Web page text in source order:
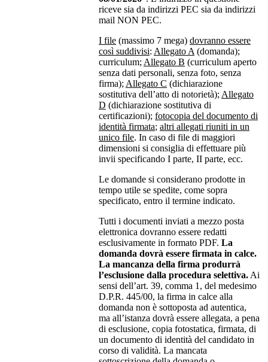
riceve sia da indirizzi PEC sia da indirizzi
mail NON PEC.
I file (massimo 7 mega) dovranno essere
così suddivisi: Allegato A (domanda);
curriculum; Allegato B (curriculum aperto
senza dati personali, senza foto, senza
firma); Allegato C (dichiarazione
sostitutiva dell’atto di notorietà); Allegato
D (dichiarazione sostitutiva di
certificazioni); fotocopia del documento di
identità firmata; altri allegati riuniti in un
unico file. In caso di file di maggiori
dimensioni si consiglia di effettuare più
invii specificando I parte, II parte, ecc.
Le domande si considerano prodotte in
tempo utile se spedite, come sopra
specificato, entro il termine indicato.
Tutti i documenti inviati a mezzo posta
elettronica dovranno essere redatti
esclusivamente in formato PDF. La
domanda dovrà essere firmata in calce.
La mancanza della firma produrrà
l’esclusione dalla procedura selettiva. Ai
sensi dell’art. 39, comma 1, del medesimo
D.P.R. 445/00, la firma in calce alla
domanda non è sottoposta ad autentica,
ma all’istanza dovrà essere allegata, a pena
di esclusione, copia fotostatica, firmata, di
un documento di identità del candidato in
corso di validità. La mancata